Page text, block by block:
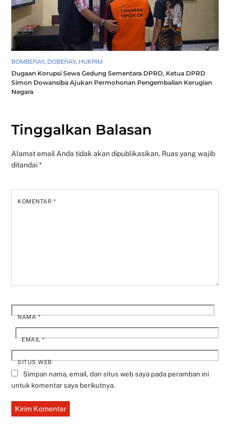
BOMBERAY, DOBERAY, HUKRIM
Dugaan Korupsi Sewa Gedung Sementara DPRD, Ketua DPRD
Simon Dowansiba Ajukan Permohonan Pengembalian Kerugian
Negara
Tinggalkan Balasan
Alamat email Anda tidak akan dipublikasikan. Ruas yang wajib
ditandai*
KOMENTAR*
NAMA*
EMAIL*
SITUS WEB
Simpan nama, email, dan situs web saya pada peramban ini
untuk komentar saya berikutnya.